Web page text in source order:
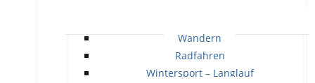
Wandern
Radfahren
Wintersport – Langlauf